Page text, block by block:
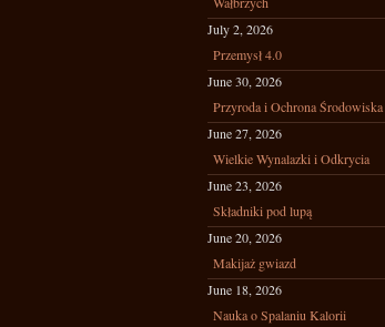
July 2, 2026
Przemysł 4.0
June 30, 2026
Przyroda i Ochrona Środowiska
June 27, 2026
Wielkie Wynalazki i Odkrycia
June 23, 2026
Składniki pod lupą
June 20, 2026
Makijaż gwiazd
June 18, 2026
Nauka o Spalaniu Kalorii